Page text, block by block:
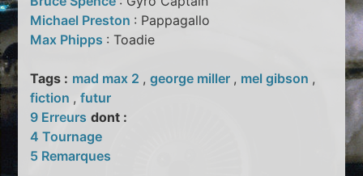
Michael Preston : Pappagallo
Max Phipps : Toadie
Tags : mad max 2 ,george miller , mel gibson ,
fiction ,futur
9 Erreurs dont :
4 Tournage
5 Remarques